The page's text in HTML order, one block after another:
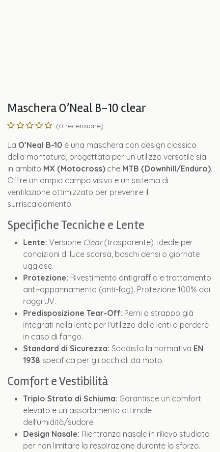
Maschera O’Neal B-10 clear
(0 recensione)
La O’Neal B-10 è una maschera con design classico
della montatura, progettata per un utilizzo versatile sia
in ambito MX (Motocross) che MTB (Downhill/Enduro).
Offre un ampio campo visivo e un sistema di
ventilazione ottimizzato per prevenire il
surriscaldamento.
Specifiche Tecniche e Lente
Lente: Versione Clear(trasparente), ideale per
condizioni di luce scarsa, boschi densi o giornate
uggiose.
Protezione: Rivestimento antigraffio e trattamento
anti-appannamento (anti-fog). Protezione 100% dai
raggi UV.
Predisposizione Tear-Off: Perni a strappo già
integrati nella lente per l'utilizzo delle lenti a perdere
in caso di fango.
Standard di Sicurezza: Soddisfa la normativa EN
1938 specifica per gli occhiali da moto.
Comfort e Vestibilità
Triplo Strato di Schiuma: Garantisce un comfort
elevato e un assorbimento ottimale
dell'umidità/sudore.
Design Nasale: Rientranza nasale in rilievo studiata
per non limitare la respirazione durante lo sforzo.